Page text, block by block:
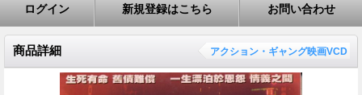
ログイン 新規登録はこちら お問い合わせ
商品詳細 アクション・ギャング映画VCD